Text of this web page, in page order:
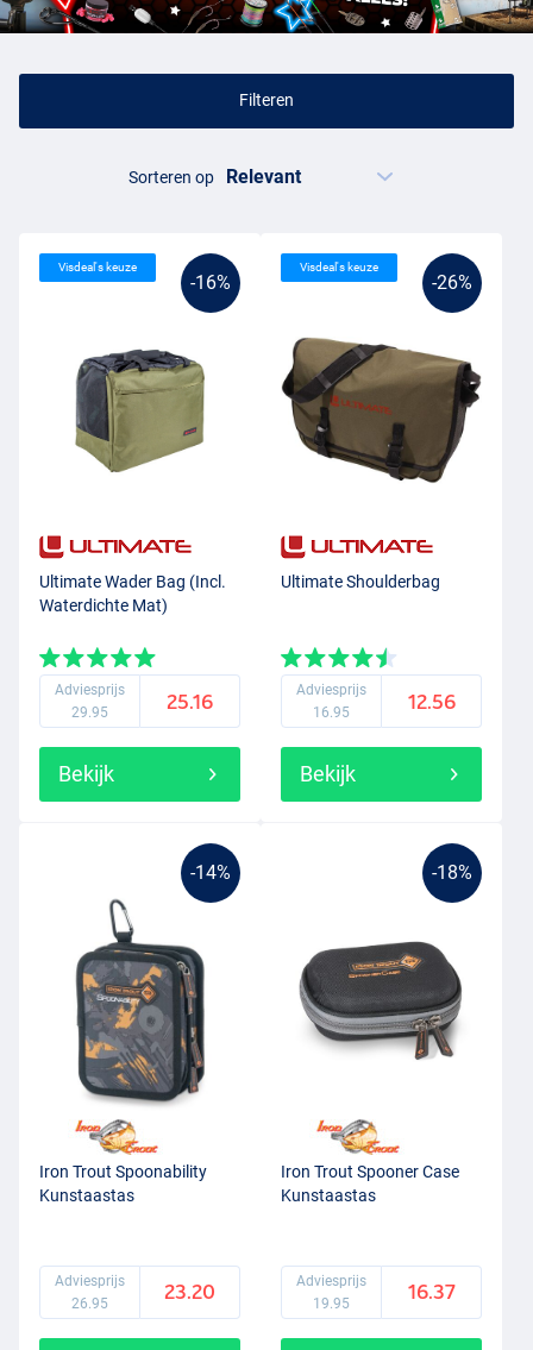
Forel Tassen Kopen
Welke tas het beste past, hangt af van de manier waarop je vist.
Voor een actieve visserij is een heup- of schoudertas handig, omdat
draagcomfort wanneer je langer loopt of extra kleding en eten
om jouw tas aan te vullen voor verschillende omstandigheden.
Forel Tassen Indelen
Een slimme indeling voorkomt dat je aan de waterkant lang naar
materiaal moet zoeken. Bewaar vaak gebruikte spullen in een snel
te bereiken vak en verdeel kunstaas op formaat, gewicht of type.
Een aparte waterdichte ruimte is prettig voor een nat waadpak of
paar laarzen. Binnen de categorie
forel accessoires vind je
aanvullende tools voor het knopen, onthaken en voorbereiden van
Filteren
Sorteren op
-16%
Visdeal's keuze
Ultimate Wader Bag (Incl.
Waterdichte Mat)
Adviesprijs
29.95
25.16
Bekijk
-26%
Visdeal's keuze
Ultimate Shoulderbag
Adviesprijs
16.95
12.56
Bekijk
-14%
Iron Trout Spoonability
Kunstaastas
Adviesprijs
26.95
23.20
-18%
Iron Trout Spooner Case
Kunstaastas
Adviesprijs
19.95
16.37